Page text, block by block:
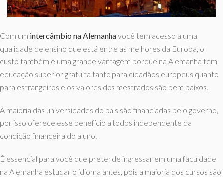
Com um intercâmbio na Alemanhavocê tem acesso a uma
qualidade de ensino que está entre as melhores da Europa, o
custo também é uma grande vantagem porque na Alemanha tem
educação superior gratuita tanto para cidadãos europeus quanto
para estrangeiros e os valores dos mestrados são bem baixos.
A maioria das universidades do país são financiadas pelo governo,
por isso oferece esse benefício a todos independente da
condição financeira do aluno.
É essencial para você que pretende ingressar em uma faculdade
na Alemanha estudar o idioma antes, pois a maioria dos cursos são